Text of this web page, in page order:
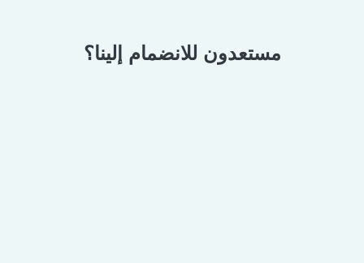
مستعدون للانضمام إلينا؟